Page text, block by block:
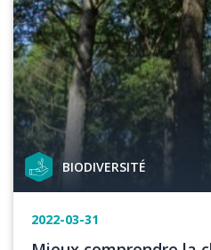
Catégorie
de
BIODIVERSITÉ
Date
de
2022-03-31